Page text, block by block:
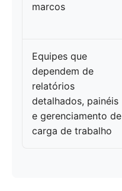
marcos
Equipes que
dependem de
relatórios
detalhados, painéis
e gerenciamento de
carga de trabalho